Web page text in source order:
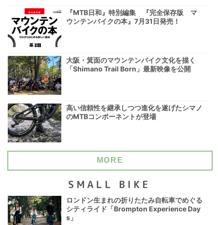
『MTB日和』特別編集 『完全保存版 マ
ウンテンバイクの本』7月31日発売！
大阪・箕面のマウンテンバイク文化を描く
「Shimano Trail Born」最新映像を公開
高い信頼性を継承しつつ進化を遂げたシマノ
のMTBコンポーネントが登場
MORE
SMALL BIKE
ロンドン生まれの折りたたみ自転車でめぐる
シティライド「Brompton Experience Day
s」